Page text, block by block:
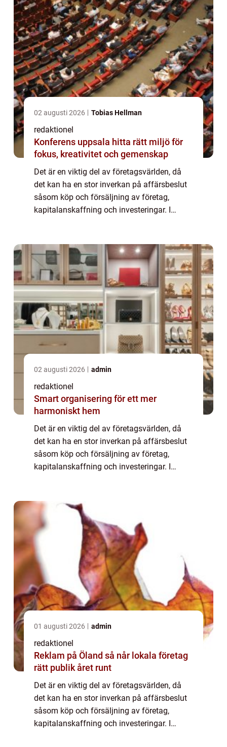
02 augusti 2026 Tobias Hellman
redaktionel
Konferens uppsala hitta rätt miljö för
fokus, kreativitet och gemenskap
Det är en viktig del av företagsvärlden, då
det kan ha en stor inverkan på affärsbeslut
såsom köp och försäljning av företag,
kapitalanskaffning och investeringar. I
oli...
02 augusti 2026 admin
redaktionel
Smart organisering för ett mer
harmoniskt hem
Det är en viktig del av företagsvärlden, då
det kan ha en stor inverkan på affärsbeslut
såsom köp och försäljning av företag,
kapitalanskaffning och investeringar. I
oli...
01 augusti 2026 admin
redaktionel
Reklam på Öland så når lokala företag
rätt publik året runt
Det är en viktig del av företagsvärlden, då
det kan ha en stor inverkan på affärsbeslut
såsom köp och försäljning av företag,
kapitalanskaffning och investeringar. I